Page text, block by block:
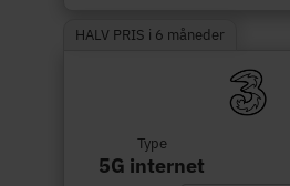
HALV PRIS i 6 måneder
Type
5G internet